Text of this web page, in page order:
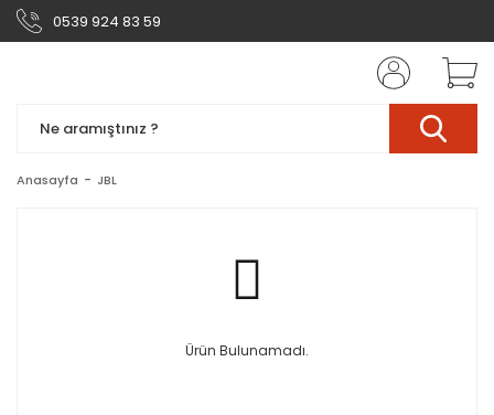
0539 924 83 59
Anasayfa JBL
Ürün Bulunamadı.